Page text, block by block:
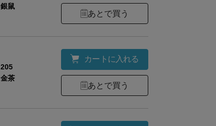
約20枚収納可能
銀鼠
あとで買う
205
金茶
カートに入れる
あとで買う